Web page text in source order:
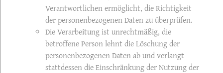
Verantwortlichen ermöglicht, die Richtigkeit
der personenbezogenen Daten zu überprüfen.
Die Verarbeitung ist unrechtmäßig, die
betroffene Person lehnt die Löschung der
personenbezogenen Daten ab und verlangt
stattdessen die Einschränkung der Nutzung der